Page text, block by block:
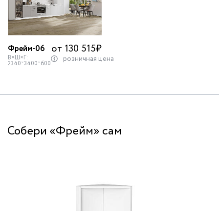
Фрейм-06 от 130 515₽
В×Ш×Г:
2340*3400*600 розничная цена
Собери «Фрейм» сам